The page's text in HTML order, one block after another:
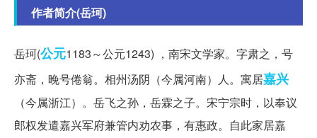
作者简介(岳珂)
岳珂(公元1183～公元1243) ，南宋文学家。字肃之，号
亦斋，晚号倦翁。相州汤阴（今属河南）人。寓居嘉兴
（今属浙江）。岳飞之孙，岳霖之子。宋宁宗时，以奉议
郎权发遣嘉兴军府兼管内劝农事，有惠政。自此家居嘉